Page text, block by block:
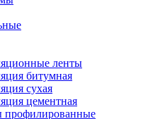
ленты
битумная
сухая
цементная